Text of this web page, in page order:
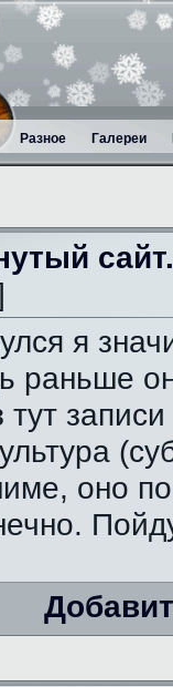
Разное Галереи
сайт.
я
раньше
тут
оно